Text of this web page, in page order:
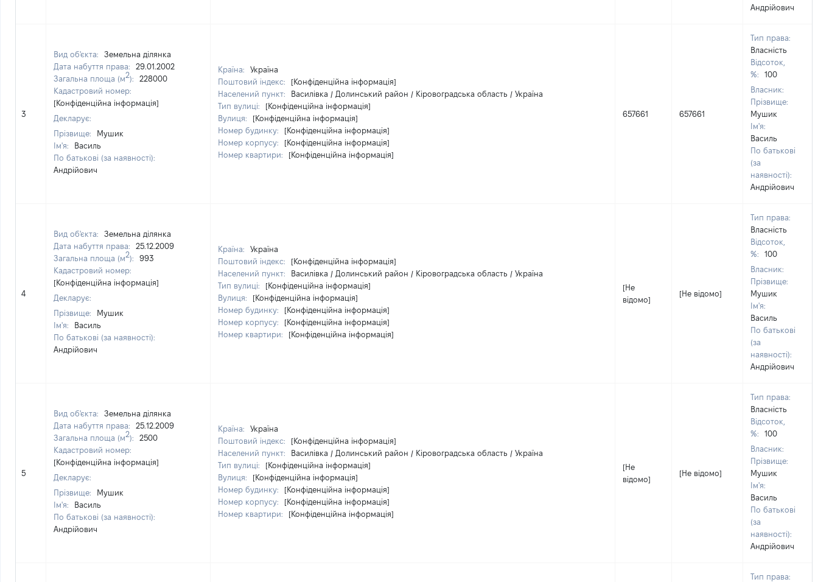
Андрійович
3
Вид об'єкта:
Земельна ділянка
Дата набуття права:
29.01.2002
Загальна площа (м2):
228000
Кадастровий номер:
[Конфіденційна інформація]
Декларує:
Прізвище:
Мушик
Ім'я:
Василь
По батькові (за наявності):
Андрійович
Країна:
Україна
Поштовий індекс:
[Конфіденційна інформація]
Населений пункт:
Василівка / Долинський район / Кіровоградська область / Україна
Тип вулиці:
[Конфіденційна інформація]
Вулиця:
[Конфіденційна інформація]
Номер будинку:
[Конфіденційна інформація]
Номер корпусу:
[Конфіденційна інформація]
Номер квартири:
[Конфіденційна інформація]
657661 657661
Тип права:
Власність
Відсоток,
%:
100
Власник:
Прізвище:
Мушик
Ім'я:
Василь
По батькові
(за
наявності):
Андрійович
4
Вид об'єкта:
Земельна ділянка
Дата набуття права:
25.12.2009
Загальна площа (м2):
993
Кадастровий номер:
[Конфіденційна інформація]
Декларує:
Прізвище:
Мушик
Ім'я:
Василь
По батькові (за наявності):
Андрійович
Країна:
Україна
Поштовий індекс:
[Конфіденційна інформація]
Населений пункт:
Василівка / Долинський район / Кіровоградська область / Україна
Тип вулиці:
[Конфіденційна інформація]
Вулиця:
[Конфіденційна інформація]
Номер будинку:
[Конфіденційна інформація]
Номер корпусу:
[Конфіденційна інформація]
Номер квартири:
[Конфіденційна інформація]
[Не
відомо]
[Не відомо]
Тип права:
Власність
Відсоток,
%:
100
Власник:
Прізвище:
Мушик
Ім'я:
Василь
По батькові
(за
наявності):
Андрійович
5
Вид об'єкта:
Земельна ділянка
Дата набуття права:
25.12.2009
Загальна площа (м2):
2500
Кадастровий номер:
[Конфіденційна інформація]
Декларує:
Прізвище:
Мушик
Ім'я:
Василь
По батькові (за наявності):
Андрійович
Країна:
Україна
Поштовий індекс:
[Конфіденційна інформація]
Населений пункт:
Василівка / Долинський район / Кіровоградська область / Україна
Тип вулиці:
[Конфіденційна інформація]
Вулиця:
[Конфіденційна інформація]
Номер будинку:
[Конфіденційна інформація]
Номер корпусу:
[Конфіденційна інформація]
Номер квартири:
[Конфіденційна інформація]
[Не
відомо]
[Не відомо]
Тип права:
Власність
Відсоток,
%:
100
Власник:
Прізвище:
Мушик
Ім'я:
Василь
По батькові
(за
наявності):
Андрійович
Тип права: